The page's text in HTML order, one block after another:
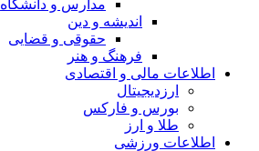
مدارس و دانشگاه
اندیشه و دین
حقوقی و قضایی
فرهنگ و هنر
اطلاعات مالی و اقتصادی
ارزدیجیتال
بورس و فارکس
طلا و ارز
اطلاعات ورزشی